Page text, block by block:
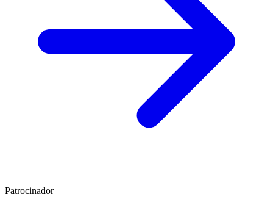
Patrocinador